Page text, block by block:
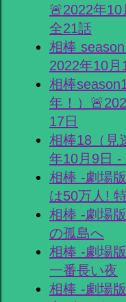
🚨2022年10
全21話
相棒
2022年10月
相棒
年！）
17日
相棒18（見
年10月9日 -
相棒 -劇場
は50万人!
相棒 -劇場
の孤島へ
相棒 -劇場
一番長い夜
相棒 -劇場